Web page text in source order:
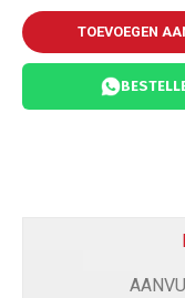
TOEVOEGEN